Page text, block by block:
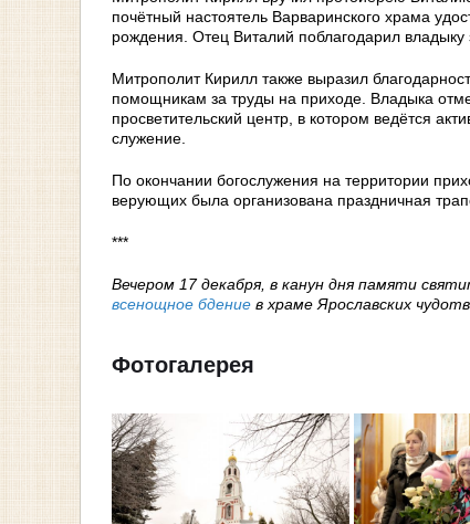
почётный настоятель Варваринского храма
рождения. Отец Виталий поблагодарил
Митрополит Кирилл также выразил
помощникам за труды на приходе. Владыка
просветительский центр, в котором ведётся
служение.
По окончании богослужения на территории
верующих была организована праздничная
***
Вечером 17 декабря, в канун дня памяти
всенощное бдение в храме Ярославских
Фотогалерея